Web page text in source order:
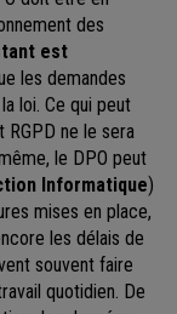
des
est
les demandes
loi. Ce qui peut
ne le sera
le DPO peut
Informatique)
mises en place,
les délais de
souvent faire
quotidien. De